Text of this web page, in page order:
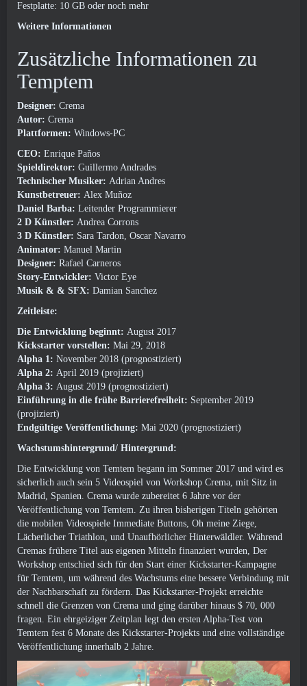
Festplatte: 10 GB oder noch mehr
Weitere Informationen
Zusätzliche Informationen zu
Temptem
Designer: Crema
Autor: Crema
Plattformen: Windows-PC
CEO: Enrique Paños
Spieldirektor: Guillermo Andrades
Technischer Musiker: Adrian Andres
Kunstbetreuer: Alex Muñoz
Daniel Barba: Leitender Programmierer
2 D Künstler: Andrea Corrons
3 D Künstler: Sara Tardon, Oscar Navarro
Animator: Manuel Martin
Designer: Rafael Carneros
Story-Entwickler: Victor Eye
Musik & & SFX: Damian Sanchez
Zeitleiste:
Die Entwicklung beginnt: August 2017
Kickstarter vorstellen: Mai 29, 2018
Alpha 1: November 2018 (prognostiziert)
Alpha 2: April 2019 (projiziert)
Alpha 3: August 2019 (prognostiziert)
Einführung in die frühe Barrierefreiheit: September 2019
(projiziert)
Endgültige Veröffentlichung: Mai 2020 (prognostiziert)
Wachstumshintergrund/ Hintergrund:
Die Entwicklung von Temtem begann im Sommer 2017 und wird es
sicherlich auch sein 5 Videospiel von Workshop Crema, mit Sitz in
Madrid, Spanien. Crema wurde zubereitet 6 Jahre vor der
Veröffentlichung von Temtem. Zu ihren bisherigen Titeln gehörten
die mobilen Videospiele Immediate Buttons, Oh meine Ziege,
Lächerlicher Triathlon, und Unaufhörlicher Hinterwäldler. Während
Cremas frühere Titel aus eigenen Mitteln finanziert wurden, Der
Workshop entschied sich für den Start einer Kickstarter-Kampagne
für Temtem, um während des Wachstums eine bessere Verbindung mit
der Nachbarschaft zu fördern. Das Kickstarter-Projekt erreichte
schnell die Grenzen von Crema und ging darüber hinaus $ 70, 000
fragen. Ein ehrgeiziger Zeitplan legt den ersten Alpha-Test von
Temtem fest 6 Monate des Kickstarter-Projekts und eine vollständige
Veröffentlichung innerhalb 2 Jahre.